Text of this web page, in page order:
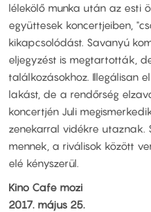
lélekölő munka után az esti
együttesek koncertjeiben,
kikapcsolódást. Savanyú
eljegyzést is megtartották,
találkozásokhoz. Illegálisan
lakást, de a rendőrség
koncertjén Juli
zenekarral vidékre
mennek, a riválisok között
elé kényszerül.
Kino Cafe mozi
2017. május 25.